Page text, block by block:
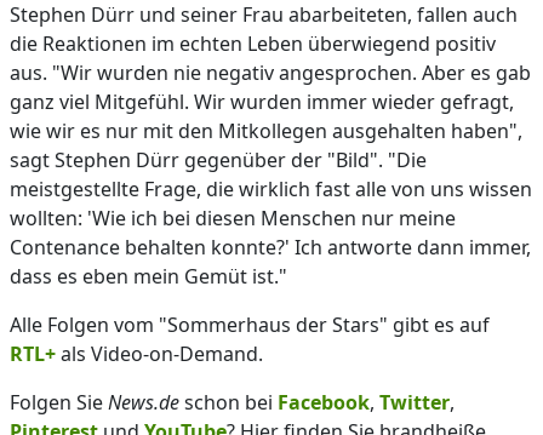
Stephen Dürr und seiner Frau abarbeiteten, fallen auch
die Reaktionen im echten Leben überwiegend positiv
aus. "Wir wurden nie negativ angesprochen. Aber es gab
ganz viel Mitgefühl. Wir wurden immer wieder gefragt,
wie wir es nur mit den Mitkollegen ausgehalten haben",
sagt Stephen Dürr gegenüber der "Bild". "Die
meistgestellte Frage, die wirklich fast alle von uns wissen
wollten: 'Wie ich bei diesen Menschen nur meine
Contenance behalten konnte?' Ich antworte dann immer,
dass es eben mein Gemüt ist."
Alle Folgen vom "Sommerhaus der Stars" gibt es auf
RTL+als Video-on-Demand.
Folgen SieNews.deschon bei Facebook, Twitter,